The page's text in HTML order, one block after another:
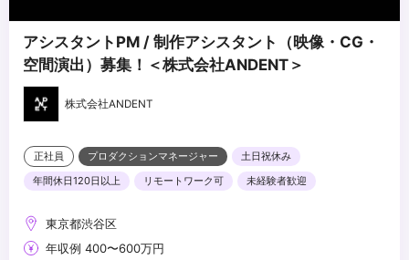
アシスタントPM / 制作アシスタント（映像・CG・
空間演出）募集！＜株式会社ANDENT＞
株式会社ANDENT
正社員 プロダクションマネージャー
土日祝休み
年間休日120日以上
リモートワーク可 未経験者歓迎
東京都渋谷区
年収例 400〜600万円